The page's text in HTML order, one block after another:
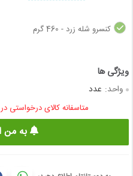
کنسرو شله زرد - 460 گرم
واحد: عدد
متاسفانه کالای
به من